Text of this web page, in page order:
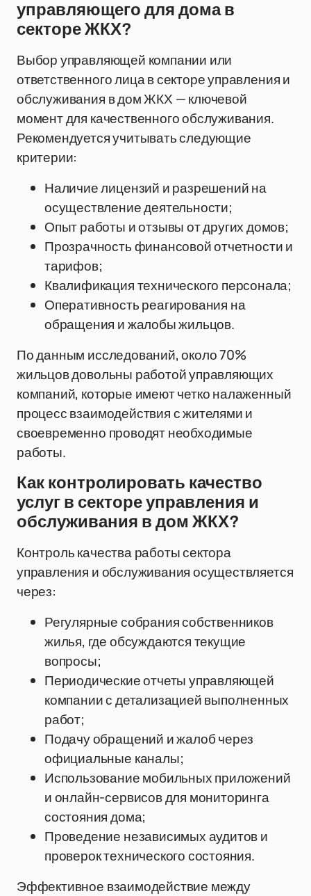
управляющего для дома в
секторе ЖКХ?
Выбор управляющей компании или
ответственного лица в секторе управления и
обслуживания в дом ЖКХ — ключевой
момент для качественного обслуживания.
Рекомендуется учитывать следующие
критерии:
Наличие лицензий и разрешений на
осуществление деятельности;
Опыт работы и отзывы от других домов;
Прозрачность финансовой отчетности и
тарифов;
Квалификация технического персонала;
Оперативность реагирования на
обращения и жалобы жильцов.
По данным исследований, около 70%
жильцов довольны работой управляющих
компаний, которые имеют четко налаженный
процесс взаимодействия с жителями и
своевременно проводят необходимые
работы.
Как контролировать качество
услуг в секторе управления и
обслуживания в дом ЖКХ?
Контроль качества работы сектора
управления и обслуживания осуществляется
через:
Регулярные собрания собственников
жилья, где обсуждаются текущие
вопросы;
Периодические отчеты управляющей
компании с детализацией выполненных
работ;
Подачу обращений и жалоб через
официальные каналы;
Использование мобильных приложений
и онлайн-сервисов для мониторинга
состояния дома;
Проведение независимых аудитов и
проверок технического состояния.
Эффективное взаимодействие между